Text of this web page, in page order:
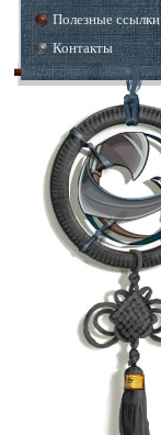
Полезные ссылки
Контакты